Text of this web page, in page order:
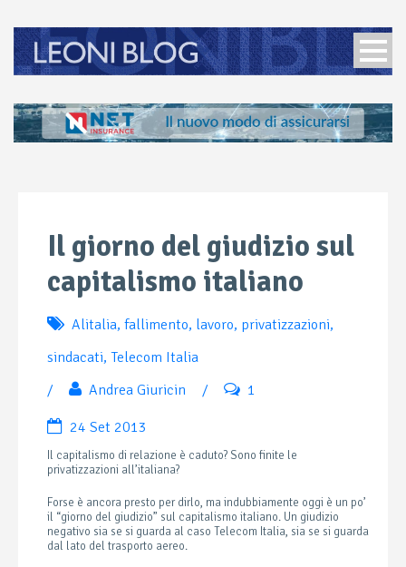
Il giorno del giudizio sul
capitalismo italiano
Alitalia, fallimento, lavoro, privatizzazioni,
sindacati, Telecom Italia
/
Andrea Giuricin / 1
24 Set 2013
Il capitalismo di relazione è caduto? Sono finite le
privatizzazioni all’italiana?
Forse è ancora presto per dirlo, ma indubbiamente oggi è un po’
il “giorno del giudizio” sul capitalismo italiano. Un giudizio
negativo sia se si guarda al caso Telecom Italia, sia se si guarda
dal lato del trasporto aereo.